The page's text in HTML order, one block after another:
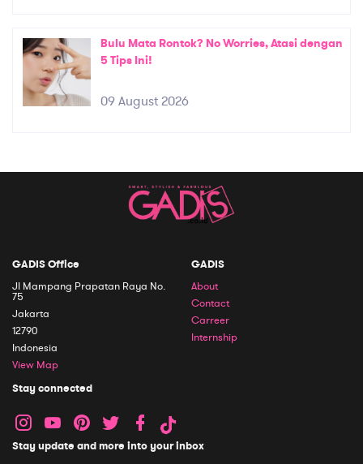
Bulu Mata Rontok? No Worries, Atasi dengan
5 Tips Ini!
09 August 2026
GADIS Office
Jl Mampang Prapatan Raya No.
75
Jakarta
12790
Indonesia
View Map
GADIS
About
Contact
Carreer
Internship
Stay connected
Stay update and more into your inbox